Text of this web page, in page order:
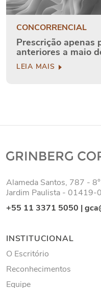
CONCORRENCIAL
Prescrição apenas
anteriores a maio
LEIA MAIS
Alameda Santos, 787 -
Jardim Paulista - 01419-
+55 11 3371 5050 |
INSTITUCIONAL
O Escritório
Reconhecimentos
Equipe